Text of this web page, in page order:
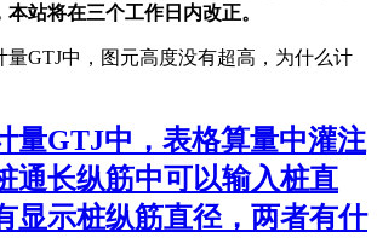
站将在三个工作日内改正。
量GTJ中，图元高度没有超高，为什么计
量GTJ中，表格算量中灌注
通长纵筋中可以输入桩直
显示桩纵筋直径，两者有什